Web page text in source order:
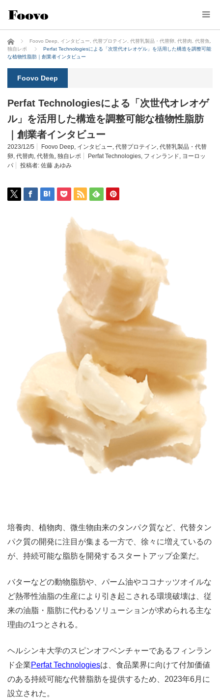
ホーム Foovo Deep インタビュー 代替プロテイン 代替乳製品・代替卵 代替肉 代替魚
独自レポ
Perfat Technologiesによる「次世代オレオゲル」を活用した構造を調整可能
な植物性脂肪｜創業者インタビュー
Foovo Deep
Perfat Technologiesによる「次世代オレオゲ
ル」を活用した構造を調整可能な植物性脂肪
｜創業者インタビュー
2023/12/5 Foovo Deep, インタビュー, 代替プロテイン, 代替乳製品・代替
卵, 代替肉, 代替魚, 独自レポ Perfat Technologies, フィンランド, ヨーロッ
パ
投稿者: 佐藤 あゆみ
培養肉、植物肉、微生物由来のタンパク質など、代替タン
パク質の開発に注目が集まる一方で、徐々に増えているの
が、持続可能な脂肪を開発するスタートアップ企業だ。
バターなどの動物脂肪や、パーム油やココナッツオイルな
ど熱帯性油脂の生産により引き起こされる環境破壊は、従
来の油脂・脂肪に代わるソリューションが求められる主な
理由の1つとされる。
ヘルシンキ大学のスピンオフベンチャーであるフィンラン
ド企業Perfat Technologiesは、食品業界に向けて付加価値
のある持続可能な代替脂肪を提供するため、2023年6月に
設立された。